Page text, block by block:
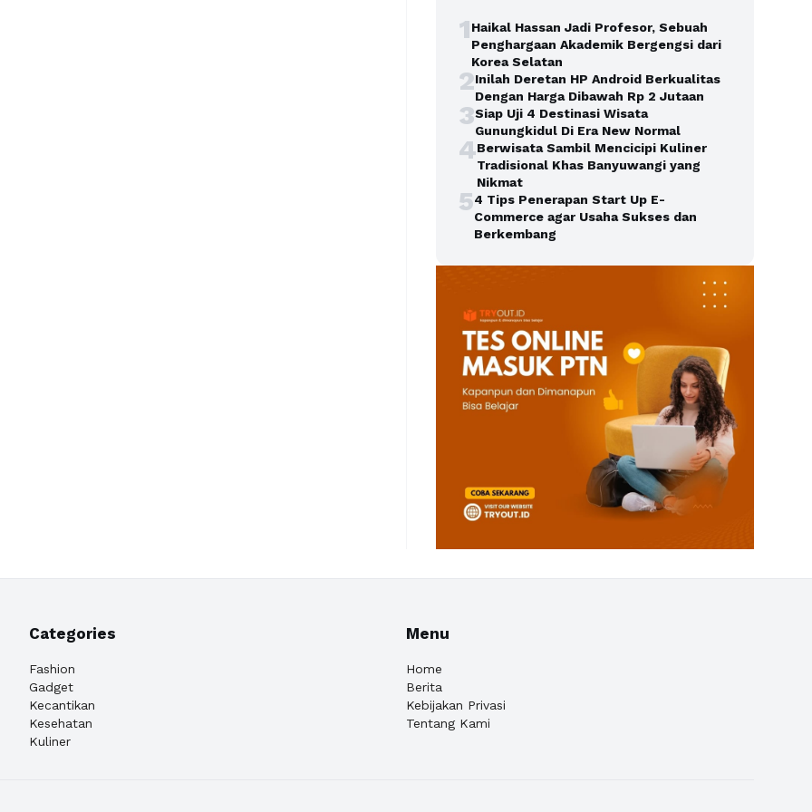
1Haikal Hassan Jadi Profesor, Sebuah
Penghargaan Akademik Bergengsi dari
Korea Selatan
2Inilah Deretan HP Android Berkualitas
Dengan Harga Dibawah Rp 2 Jutaan
3Siap Uji 4 Destinasi Wisata
Gunungkidul Di Era New Normal
4Berwisata Sambil Mencicipi Kuliner
Tradisional Khas Banyuwangi yang
Nikmat
54 Tips Penerapan Start Up E-
Commerce agar Usaha Sukses dan
Berkembang
Categories
Fashion
Gadget
Kecantikan
Kesehatan
Kuliner
Menu
Home
Berita
Kebijakan Privasi
Tentang Kami